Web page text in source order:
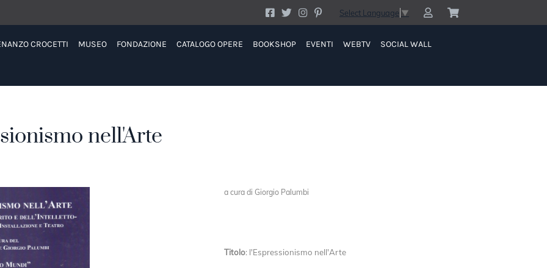
Select Language ▼
CROCETTI MUSEO FONDAZIONE CATALOGO OPERE BOOKSHOP EVENTI WEBTV SOCIAL WALL
nell'Arte
a cura di Giorgio Palumbi
Titolo: l'Espressionismo nell'Arte